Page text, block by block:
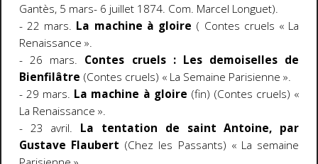
Gantès, 5 mars- 6 juillet 1874. Com. Marcel Longuet).
- 22 mars. La machine à gloire ( Contes cruels « La
Renaissance ».
- 26 mars. Contes cruels : Les demoiselles de
Bienfilâtre (Contes cruels) « La Semaine Parisienne ».
- 29 mars. La machine à gloire (fin) (Contes cruels) «
La Renaissance ».
- 23 avril.
La tentation de saint Antoine, par
Gustave Flaubert (Chez les Passants) « La semaine